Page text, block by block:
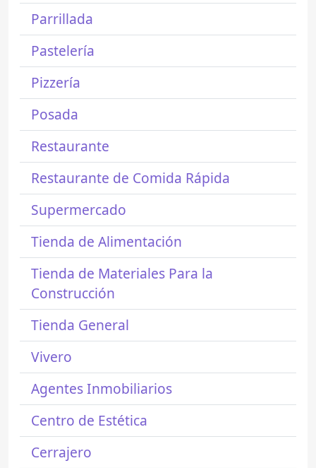
Parrillada
Pastelería
Pizzería
Posada
Restaurante
Restaurante de Comida Rápida
Supermercado
Tienda de Alimentación
Tienda de Materiales Para la
Construcción
Tienda General
Vivero
Agentes Inmobiliarios
Centro de Estética
Cerrajero